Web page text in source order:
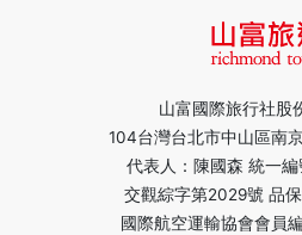
山富國際旅行社股
104台灣台北市中山區南
代表人：陳國森 統一
交觀綜字第2029號 品
國際航空運輸協會會員